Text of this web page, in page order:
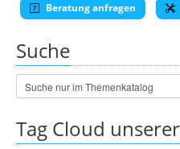
Beratung anfragen
Suche
Tag Cloud